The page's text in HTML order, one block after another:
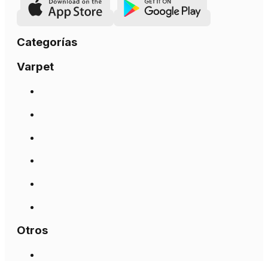
Categorías
Varpet
Otros